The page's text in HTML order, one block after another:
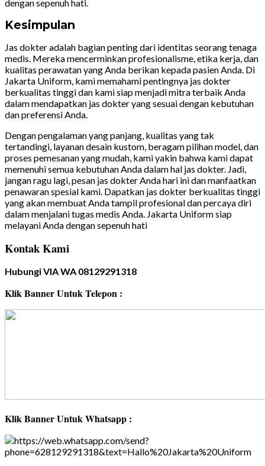
dengan sepenuh hati.
Kesimpulan
Jas dokter adalah bagian penting dari identitas seorang tenaga
medis. Mereka mencerminkan profesionalisme, etika kerja, dan
kualitas perawatan yang Anda berikan kepada pasien Anda. Di
Jakarta Uniform, kami memahami pentingnya jas dokter
berkualitas tinggi dan kami siap menjadi mitra terbaik Anda
dalam mendapatkan jas dokter yang sesuai dengan kebutuhan
dan preferensi Anda.
Dengan pengalaman yang panjang, kualitas yang tak
tertandingi, layanan desain kustom, beragam pilihan model, dan
proses pemesanan yang mudah, kami yakin bahwa kami dapat
memenuhi semua kebutuhan Anda dalam hal jas dokter. Jadi,
jangan ragu lagi, pesan jas dokter Anda hari ini dan manfaatkan
penawaran spesial kami. Dapatkan jas dokter berkualitas tinggi
yang akan membuat Anda tampil profesional dan percaya diri
dalam menjalani tugas medis Anda. Jakarta Uniform siap
melayani Anda dengan sepenuh hati
Kontak Kami
Hubungi VIA WA 08129291318
Klik Banner Untuk Telepon :
Klik Banner Untuk Whatsapp :